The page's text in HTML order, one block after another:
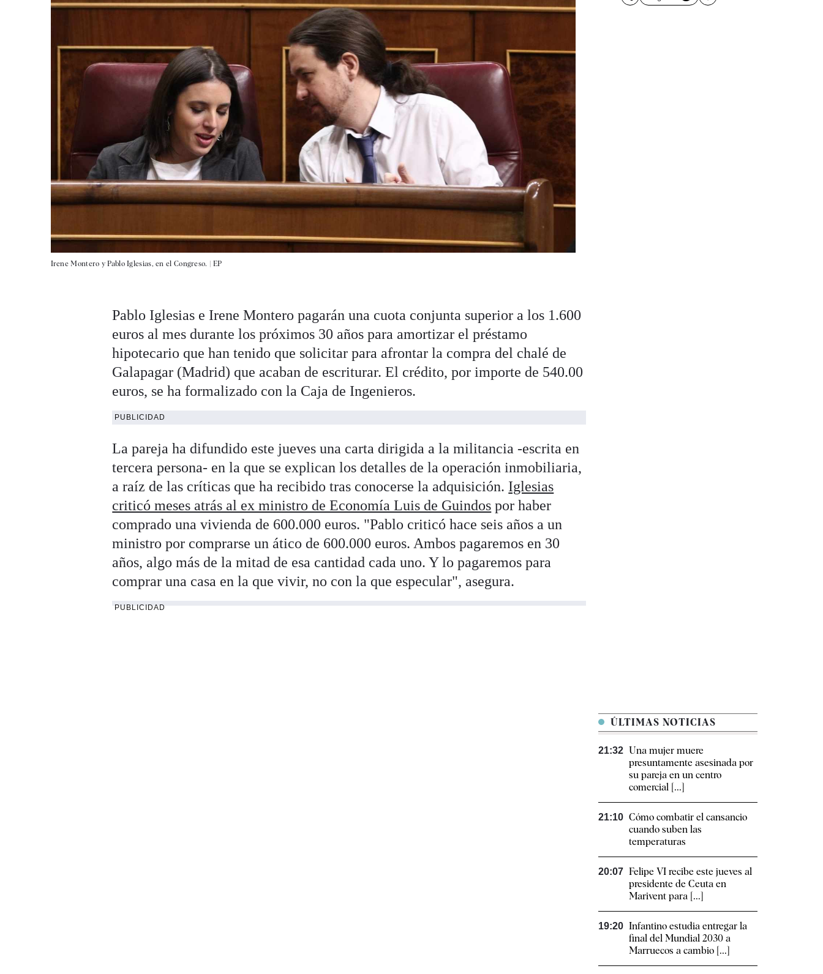
Irene Montero y Pablo Iglesias, en el Congreso. | EP
Pablo Iglesias e Irene Montero pagarán una cuota conjunta superior a los 1.600
euros al mes durante los próximos 30 años para amortizar el préstamo
hipotecario que han tenido que solicitar para afrontar la compra del chalé de
Galapagar (Madrid) que acaban de escriturar. El crédito, por importe de 540.00
euros, se ha formalizado con la Caja de Ingenieros.
PUBLICIDAD
La pareja ha difundido este jueves una carta dirigida a la militancia -escrita en
tercera persona- en la que se explican los detalles de la operación inmobiliaria,
a raíz de las críticas que ha recibido tras conocerse la adquisición. Iglesias
criticó meses atrás al ex ministro de Economía Luis de Guindos por haber
comprado una vivienda de 600.000 euros. "Pablo criticó hace seis años a un
ministro por comprarse un ático de 600.000 euros. Ambos pagaremos en 30
años, algo más de la mitad de esa cantidad cada uno. Y lo pagaremos para
comprar una casa en la que vivir, no con la que especular", asegura.
PUBLICIDAD
ÚLTIMAS NOTICIAS
21:32 Una mujer muere
presuntamente asesinada por
su pareja en un centro
comercial [...]
21:10 Cómo combatir el cansancio​
cuando suben las
temperaturas
20:07 Felipe VI recibe este jueves al
presidente de Ceuta en
Marivent para [...]
19:20 Infantino estudia entregar la
final del Mundial 2030 a
Marruecos a cambio [...]